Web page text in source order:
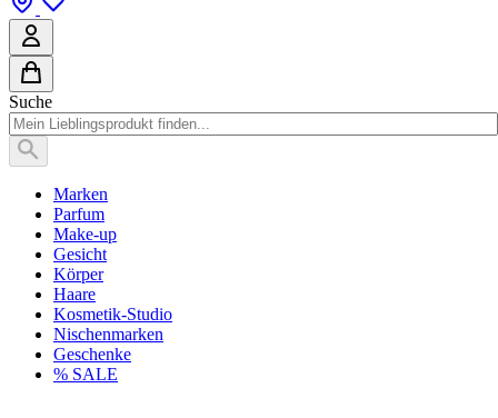
Suche
Marken
Parfum
Make-up
Gesicht
Körper
Haare
Kosmetik-Studio
Nischenmarken
Geschenke
% SALE